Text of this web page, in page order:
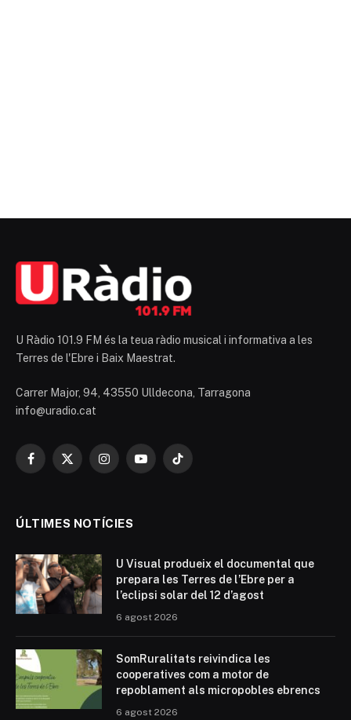
U Ràdio 101.9 FM és la teua ràdio musical i informativa a les
Terres de l'Ebre i Baix Maestrat.
Carrer Major, 94, 43550 Ulldecona, Tarragona
info@uradio.cat
Facebook
X
InstagramYouTubeTikTok
ÚLTIMES NOTÍCIES
U Visual produeix el documental que
prepara les Terres de l’Ebre per a
l’eclipsi solar del 12 d’agost
6 agost 2026
SomRuralitats reivindica les
cooperatives com a motor de
repoblament als micropobles ebrencs
6 agost 2026